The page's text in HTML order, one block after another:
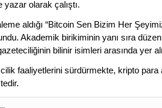
olarak çalıştı.
aldığı “Bitcoin Sen Bizim Her
Akademik birikiminin yanı sıra
bilinir isimleri arasında yer
faaliyetlerini sürdürmekte, kripto para